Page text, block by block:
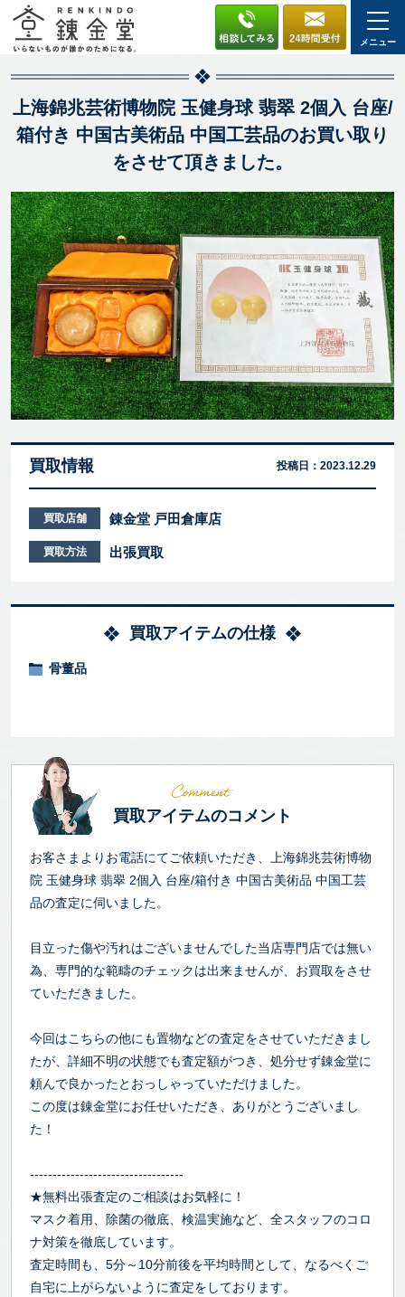
メニュー
上海錦兆芸術博物院 玉健身球 翡翠 2個入 台座/
箱付き 中国古美術品 中国工芸品のお買い取り
をさせて頂きました。
買取情報 投稿日： 2023.12.29
買取店舗 錬金堂 戸田倉庫店
買取方法 出張買取
買取アイテムの仕様
骨董品
買取アイテムのコメント
お客さまよりお電話にてご依頼いただき、上海錦兆芸術博物
院 玉健身球 翡翠 2個入 台座/箱付き 中国古美術品 中国工芸
品の査定に伺いました。
目立った傷や汚れはございませんでした当店専門店では無い
為、専門的な範疇のチェックは出来ませんが、お買取をさせ
ていただきました。
今回はこちらの他にも置物などの査定をさせていただきまし
たが、詳細不明の状態でも査定額がつき、処分せず錬金堂に
頼んで良かったとおっしゃっていただけました。
この度は錬金堂にお任せいただき、ありがとうございまし
た！
----------------------------------
★無料出張査定のご相談はお気軽に！
マスク着用、除菌の徹底、検温実施など、全スタッフのコロ
ナ対策を徹底しています。
査定時間も、5分～10分前後を平均時間として、なるべくご
自宅に上がらないように査定をしております。